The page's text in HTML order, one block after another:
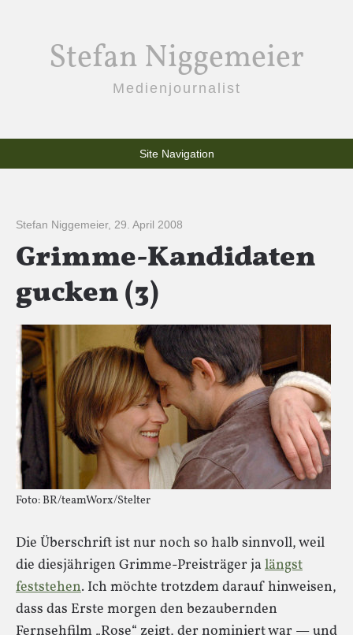
Stefan Niggemeier
Medienjournalist
Site Navigation
Stefan Niggemeier, 29. April 2008
Grimme-Kandidaten
gucken (3)
Foto: BR/teamWorx/Stelter
Die Überschrift ist nur noch so halb sinnvoll, weil
die diesjährigen Grimme-Preisträger jalängst
feststehen. Ich möchte trotzdem darauf hinweisen,
dass das Erste morgen den bezaubernden